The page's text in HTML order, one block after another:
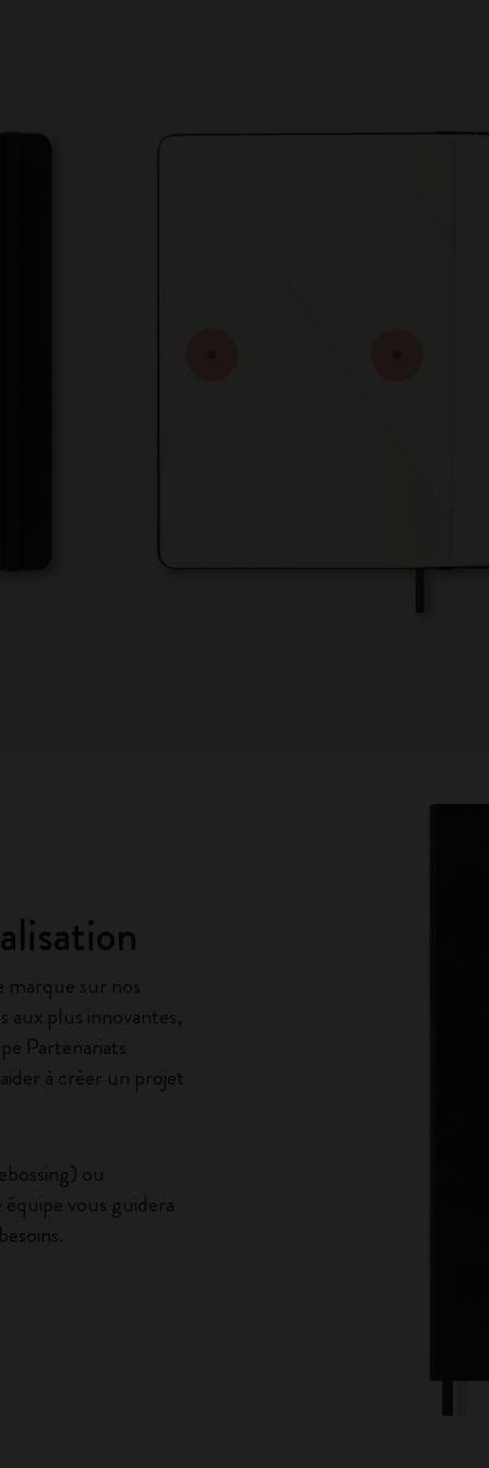
marque sur nos
aux plus innovantes,
Partenariats
à créer un projet
ou
vous guidera